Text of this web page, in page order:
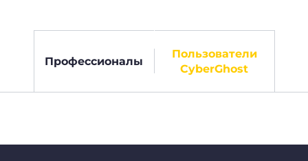
Профессионалы
Пользователи
CyberGhost